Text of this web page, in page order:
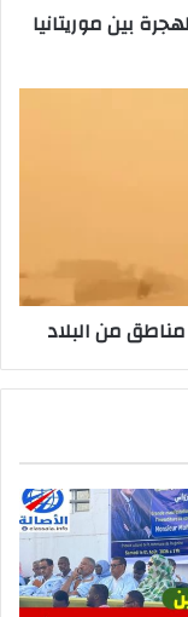
بين موريتانيا
مناطق من البلاد